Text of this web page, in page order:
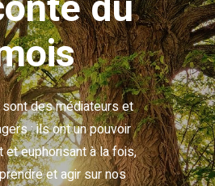
des médiateurs et
: ils ont un pouvoir
et euphorisant à la fois,
et agir sur nos